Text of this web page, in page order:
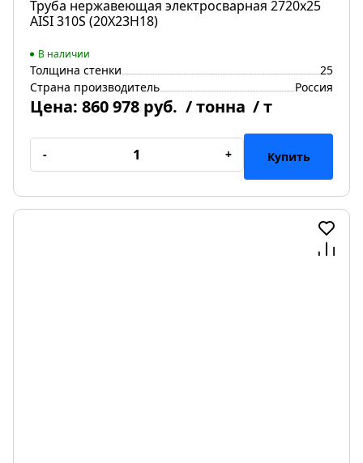
Труба нержавеющая электросварная 2720х25
AISI 310S (20Х23Н18)
В наличии
Толщина стенки
25
Страна производитель
Россия
Цена: 860 978 руб. / тонна / т
- + Купить